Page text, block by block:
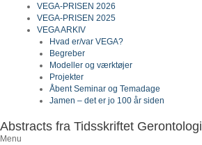
VEGA-PRISEN 2026
VEGA-PRISEN 2025
VEGA ARKIV
Hvad er/var VEGA?
Begreber
Modeller og værktøjer
Projekter
Åbent Seminar og Temadage
Jamen – det er jo 100 år siden
Abstracts fra Tidsskriftet Gerontologi
Menu